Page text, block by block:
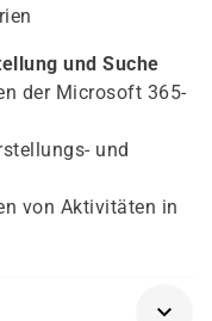
und Suche
der Microsoft 365-
und
von Aktivitäten in